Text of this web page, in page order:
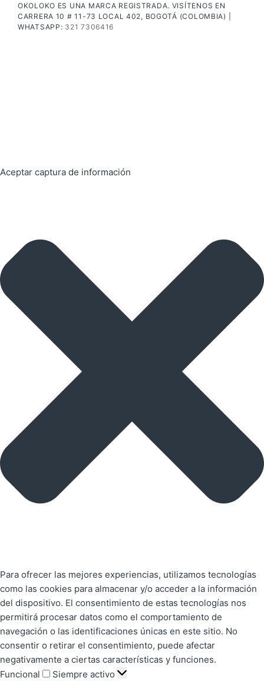
OKOLOKO ES UNA MARCA REGISTRADA. VISÍTENOS EN
CARRERA 10 # 11-73 LOCAL 402, BOGOTÁ (COLOMBIA) |
WHATSAPP: 321 7306416
Aceptar captura de información
Para ofrecer las mejores experiencias, utilizamos tecnologías
como las cookies para almacenar y/o acceder a la información
del dispositivo. El consentimiento de estas tecnologías nos
permitirá procesar datos como el comportamiento de
navegación o las identificaciones únicas en este sitio. No
consentir o retirar el consentimiento, puede afectar
negativamente a ciertas características y funciones.
Funcional
Siempre activo